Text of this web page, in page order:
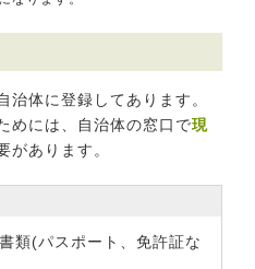
治体に登録してあります。
めには、自治体の窓口で現
があります。
類(パスポート、免許証な